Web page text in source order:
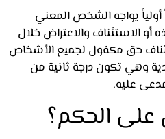
يواجه الشخص المعني
والاعتراض خلال
حق مكفول لجميع الأشخاص
تكون درجة ثانية من
عليه.
الحكم؟